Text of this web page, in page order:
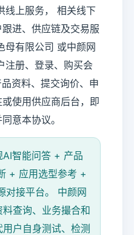
线上服务， 相关线下
进、供应链及交易服
母有限公司 或中颜网
注册、登录、购买会
资料、提交询价、申
使用供应商后台，即
意本协议。
AI智能问答 + 产品
+ 应用选型参考 +
对接平台。 中颜网
查询、业务撮合和
户自身测试、检测